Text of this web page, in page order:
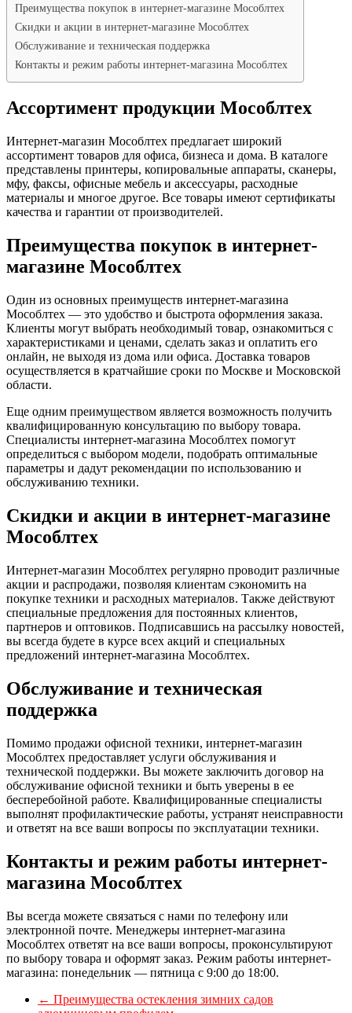
Преимущества покупок в интернет-магазине Мособлтех
Скидки и акции в интернет-магазине Мособлтех
Обслуживание и техническая поддержка
Контакты и режим работы интернет-магазина Мособлтех
Ассортимент продукции Мособлтех
Интернет-магазин Мособлтех предлагает широкий
ассортимент товаров для офиса, бизнеса и дома. В каталоге
представлены принтеры, копировальные аппараты, сканеры,
мфу, факсы, офисные мебель и аксессуары, расходные
материалы и многое другое. Все товары имеют сертификаты
качества и гарантии от производителей.
Преимущества покупок в интернет-
магазине Мособлтех
Один из основных преимуществ интернет-магазина
Мособлтех — это удобство и быстрота оформления заказа.
Клиенты могут выбрать необходимый товар, ознакомиться с
характеристиками и ценами, сделать заказ и оплатить его
онлайн, не выходя из дома или офиса. Доставка товаров
осуществляется в кратчайшие сроки по Москве и Московской
области.
Еще одним преимуществом является возможность получить
квалифицированную консультацию по выбору товара.
Специалисты интернет-магазина Мособлтех помогут
определиться с выбором модели, подобрать оптимальные
параметры и дадут рекомендации по использованию и
обслуживанию техники.
Скидки и акции в интернет-магазине
Мособлтех
Интернет-магазин Мособлтех регулярно проводит различные
акции и распродажи, позволяя клиентам сэкономить на
покупке техники и расходных материалов. Также действуют
специальные предложения для постоянных клиентов,
партнеров и оптовиков. Подписавшись на рассылку новостей,
вы всегда будете в курсе всех акций и специальных
предложений интернет-магазина Мособлтех.
Обслуживание и техническая
поддержка
Помимо продажи офисной техники, интернет-магазин
Мособлтех предоставляет услуги обслуживания и
технической поддержки. Вы можете заключить договор на
обслуживание офисной техники и быть уверены в ее
бесперебойной работе. Квалифицированные специалисты
выполнят профилактические работы, устранят неисправности
и ответят на все ваши вопросы по эксплуатации техники.
Контакты и режим работы интернет-
магазина Мособлтех
Вы всегда можете связаться с нами по телефону или
электронной почте. Менеджеры интернет-магазина
Мособлтех ответят на все ваши вопросы, проконсультируют
по выбору товара и оформят заказ. Режим работы интернет-
магазина: понедельник — пятница с 9:00 до 18:00.
← Преимущества остекления зимних садов